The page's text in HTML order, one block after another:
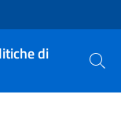
di
Cerca